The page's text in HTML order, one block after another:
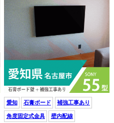
愛知 石膏ボード 補強工事あり
角度固定式金具 壁内配線